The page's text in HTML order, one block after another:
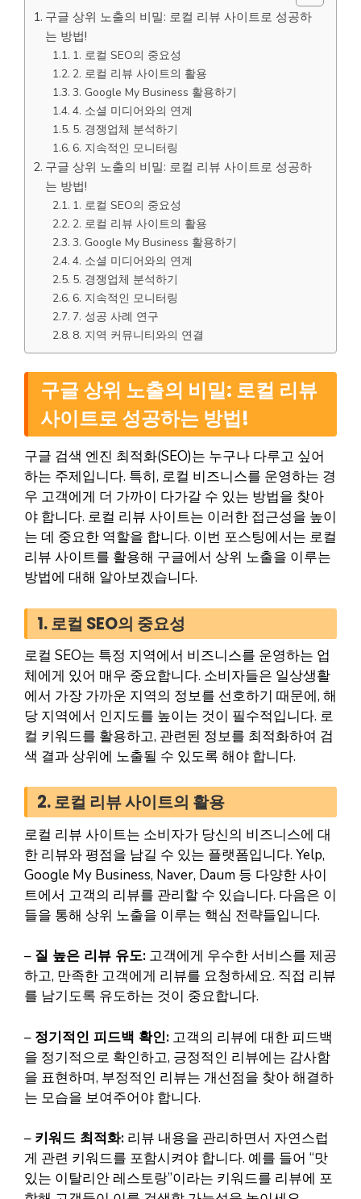
구글 상위 노출의 비밀: 로컬 리뷰 사이트로 성공하
는 방법!
1. 로컬 SEO의 중요성
2. 로컬 리뷰 사이트의 활용
3. Google My Business 활용하기
4. 소셜 미디어와의 연계
5. 경쟁업체 분석하기
6. 지속적인 모니터링
구글 상위 노출의 비밀: 로컬 리뷰 사이트로 성공하
는 방법!
1. 로컬 SEO의 중요성
2. 로컬 리뷰 사이트의 활용
3. Google My Business 활용하기
4. 소셜 미디어와의 연계
5. 경쟁업체 분석하기
6. 지속적인 모니터링
7. 성공 사례 연구
8. 지역 커뮤니티와의 연결
구글 상위 노출의 비밀: 로컬 리뷰
사이트로 성공하는 방법!
구글 검색 엔진 최적화(SEO)는 누구나 다루고 싶어
하는 주제입니다. 특히, 로컬 비즈니스를 운영하는 경
우 고객에게 더 가까이 다가갈 수 있는 방법을 찾아
야 합니다. 로컬 리뷰 사이트는 이러한 접근성을 높이
는 데 중요한 역할을 합니다. 이번 포스팅에서는 로컬
리뷰 사이트를 활용해 구글에서 상위 노출을 이루는
방법에 대해 알아보겠습니다.
1. 로컬 SEO의 중요성
로컬 SEO는 특정 지역에서 비즈니스를 운영하는 업
체에게 있어 매우 중요합니다. 소비자들은 일상생활
에서 가장 가까운 지역의 정보를 선호하기 때문에, 해
당 지역에서 인지도를 높이는 것이 필수적입니다. 로
컬 키워드를 활용하고, 관련된 정보를 최적화하여 검
색 결과 상위에 노출될 수 있도록 해야 합니다.
2. 로컬 리뷰 사이트의 활용
로컬 리뷰 사이트는 소비자가 당신의 비즈니스에 대
한 리뷰와 평점을 남길 수 있는 플랫폼입니다. Yelp,
Google My Business, Naver, Daum 등 다양한 사이
트에서 고객의 리뷰를 관리할 수 있습니다. 다음은 이
들을 통해 상위 노출을 이루는 핵심 전략들입니다.
– 질 높은 리뷰 유도: 고객에게 우수한 서비스를 제공
하고, 만족한 고객에게 리뷰를 요청하세요. 직접 리뷰
를 남기도록 유도하는 것이 중요합니다.
– 정기적인 피드백 확인: 고객의 리뷰에 대한 피드백
을 정기적으로 확인하고, 긍정적인 리뷰에는 감사함
을 표현하며, 부정적인 리뷰는 개선점을 찾아 해결하
는 모습을 보여주어야 합니다.
– 키워드 최적화: 리뷰 내용을 관리하면서 자연스럽
게 관련 키워드를 포함시켜야 합니다. 예를 들어 “맛
있는 이탈리안 레스토랑”이라는 키워드를 리뷰에 포